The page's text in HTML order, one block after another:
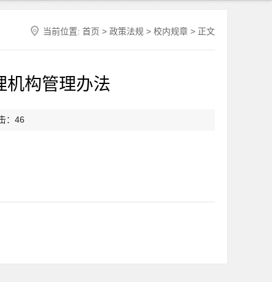
当前位置: 首页 > 政策法规 > 校内规章 > 正文
机构管理办法
46